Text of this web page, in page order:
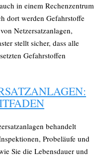
in einem Rechenzentrum
dort werden Gefahrstoffe
Netzersatzanlagen,
stellt sicher, dass alle
Gefahrstoffen
behandelt
Probeläufe und
Sie die Lebensdauer und